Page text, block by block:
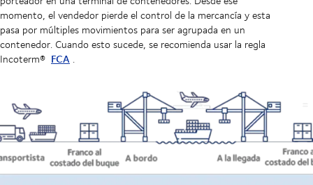
momento, el vendedor pierde el control de la mercancía y esta
pasa por múltiples movimientos para ser agrupada en un
contenedor. Cuando esto sucede, se recomienda usar la regla
Incoterm® FCA .